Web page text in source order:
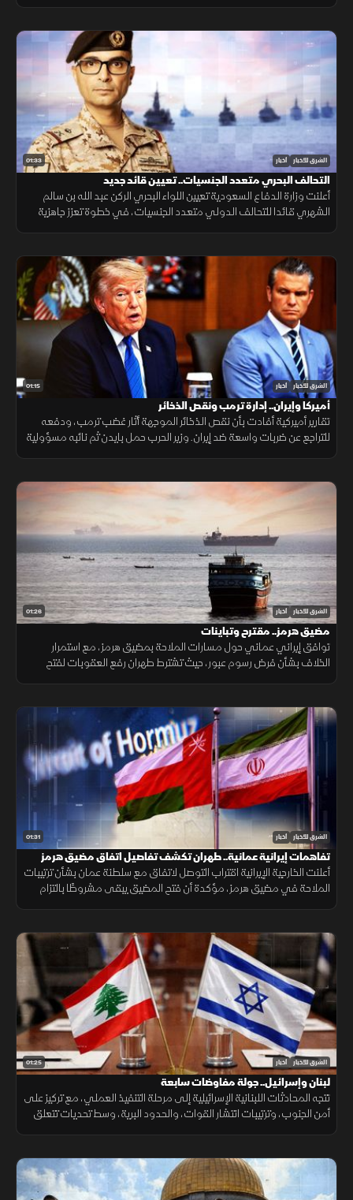
01:33 الشرق للأخبار أخبار
التحالف البحري متعدد الجنسيات.. تعيين قائد جديد
أعلنت وزارة الدفاع السعودية تعيين اللواء البحري الركن عبد الله بن سالم
الشهري قائدا للتحالف الدولي متعدد الجنسيات، في خطوة تعزز جاهزية
01:15 الشرق للأخبار أخبار
أميركا وإيران.. إدارة ترمب ونقص الذخائر
تقارير أميركية أفادت بأن نقص الذخائر الموجهة أثار غضب ترمب، ودفعه
للتراجع عن ضربات واسعة ضد إيران. وزير الحرب حمل بايدن ثم نائبه مسؤولية
01:26 الشرق للأخبار أخبار
مضيق هرمز.. مقترح وتباينات
توافق إيراني عماني حول مسارات الملاحة بمضيق هرمز، مع استمرار
الخلاف بشأن فرض رسوم عبور، حيث تشترط طهران رفع العقوبات لفتح
01:31 الشرق للأخبار أخبار
تفاهمات إيرانية عمانية.. طهران تكشف تفاصيل اتفاق مضيق هرمز
أعلنت الخارجية الإيرانية اقتراب التوصل لاتفاق مع سلطنة عمان بشأن ترتيبات
الملاحة في مضيق هرمز، مؤكدة أن فتح المضيق يبقى مشروطًا بالتزام
01:25 الشرق للأخبار أخبار
لبنان وإسرائيل.. جولة مفاوضات سابعة
تتجه المحادثات اللبنانية الإسرائيلية إلى مرحلة التنفيذ العملي، مع تركيز على
أمن الجنوب، وترتيبات انتشار القوات، والحدود البرية، وسط تحديات تتعلق